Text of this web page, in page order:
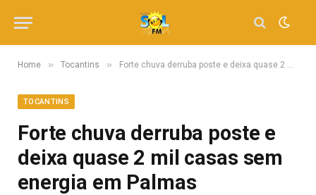
Home » Tocantins » Forte chuva derruba poste e deixa quase 2 mil casas sem energia em Palmas
TOCANTINS
Forte chuva derruba poste e
deixa quase 2 mil casas sem
energia em Palmas